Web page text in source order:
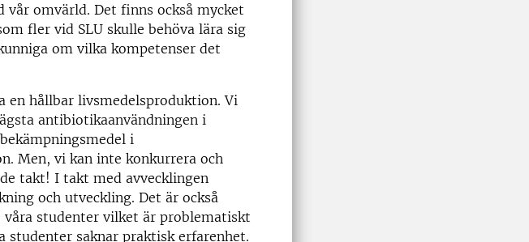
vår omvärld. Det finns också mycket
fler vid SLU skulle behöva lära sig
om vilka kompetenser det
en hållbar livsmedelsproduktion. Vi
antibiotikaanvändningen i
i
Men, vi kan inte konkurrera och
takt! I takt med avvecklingen
och utveckling. Det är också
studenter vilket är problematiskt
saknar praktisk erfarenhet.